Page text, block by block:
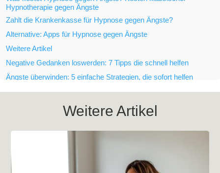
Hypnotherapie gegen Ängste
Zahlt die Krankenkasse für Hypnose gegen Ängste?
Alternative: Apps für Hypnose gegen Ängste
Weitere Artikel
Negative Gedanken loswerden: 7 Tipps die schnell helfen
Ängste überwinden: 5 einfache Strategien, die sofort helfen
Angstzustände: Ist meine Angst noch normal?
Weitere Artikel